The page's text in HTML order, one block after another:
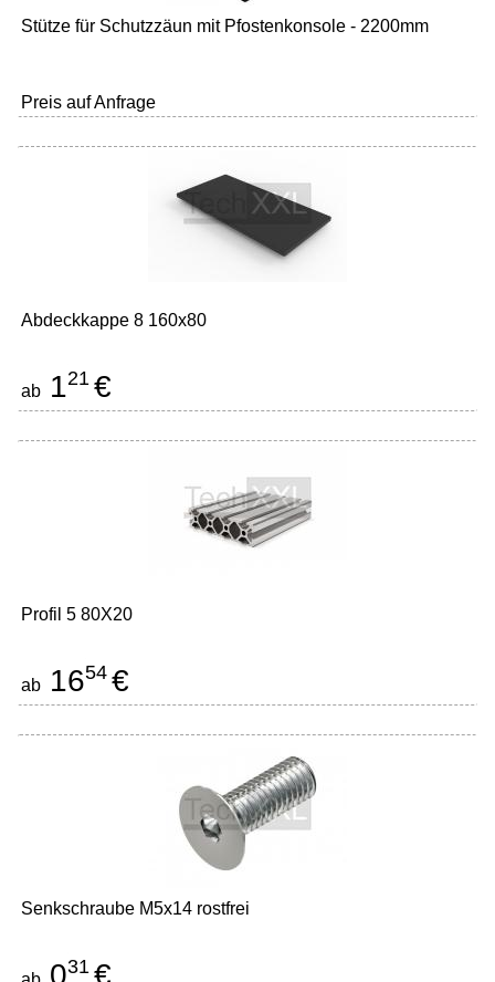
Stütze für Schutzzäun mit Pfostenkonsole - 2200mm
Preis auf Anfrage
Abdeckkappe 8 160x80
ab 121 €
Profil 5 80X20
ab 1654 €
Senkschraube M5x14 rostfrei
031 €